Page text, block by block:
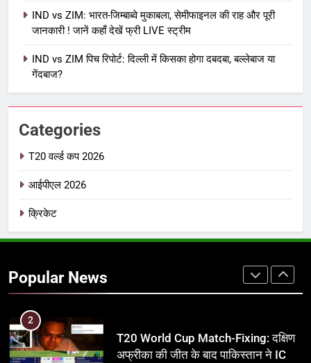
IND vs ZIM: भारत-जिम्बाब्वे मुकाबला, सेमीफाइनल की राह और पूरी
जानकारी ! जानें कहाँ देखें फ्री LIVE स्ट्रीम
IND vs ZIM पिच रिपोर्ट: दिल्ली में किसका होगा दबदबा, बल्लेबाज या
गेंदबाज?
Categories
T20 वर्ल्ड कप 2026
आईपीएल 2026
क्रिकेट
Popular News
आईपीएल 2026 क्रिकेट
IPL इतिहास की सबसे असफल टीमें: एक
8
अर्जुन तेंदुलकर की पत्नी सानिया चंडोक:
उम्र, परिवार, करियर और शादी से जुड़ी हर
2
T20 World Cup Match-Fixing: दक्षिण
अफ्रीका की जीत के बाद पाकिस्तान ने ICC